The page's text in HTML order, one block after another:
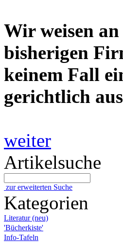
Wir weisen
bisherigen
keinem Fall
gerichtlich
weiter
Artikelsuche
zur erweiterten Suche
Kategorien
Literatur (neu)
'Bücherkiste'
Info-Tafeln